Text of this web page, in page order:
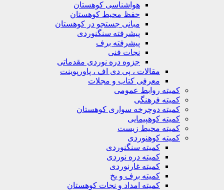
هواشناسی کوهستان
حفظ محیط کوهستان
مبانی جستجو در کوهستان
پیشرفته سنگنوردی
پیشرفته برف
نجات فنی
جزوه دره نوردی مقدماتی
مقالات ، پی دی اف ، پاورپوینت
معرفی کتاب و مجلات
کمیته روابط عمومی
کمیته فرهنگی
کمیته دوچرخه سواری کوهستان
کمیته کوهپیمایی
کمیته محیط زیست
کمیته کوهنوردی
کمیته سنگنوردی
کمیته دره نوردی
کمیته غارنوردی
کمیته برف و یخ
کمیته امداد و نجات کوهستان